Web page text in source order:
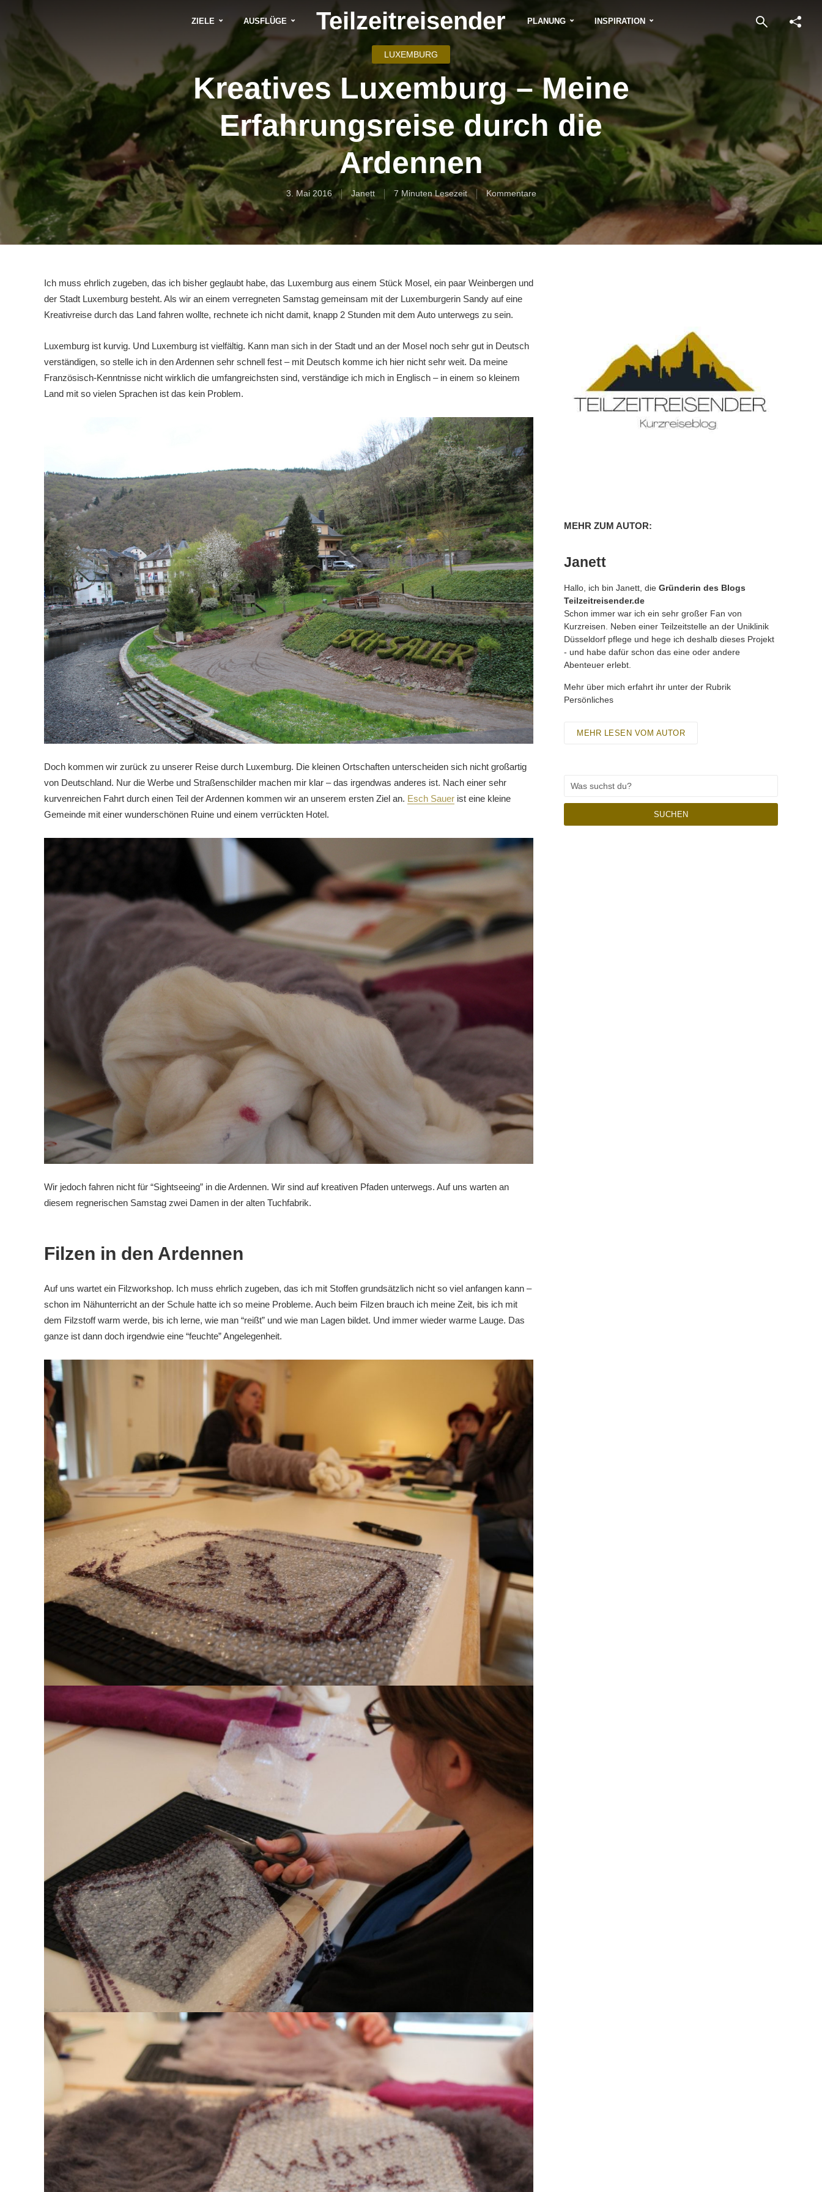
ZIELE AUSFLÜGE Teilzeitreisender PLANUNG INSPIRATION
LUXEMBURG
Kreatives Luxemburg – Meine
Erfahrungsreise durch die
Ardennen
3. Mai 2016 Janett 7 Minuten Lesezeit Kommentare
Ich muss ehrlich zugeben, das ich bisher geglaubt habe, das Luxemburg aus einem Stück Mosel, ein paar Weinbergen und
der Stadt Luxemburg besteht. Als wir an einem verregneten Samstag gemeinsam mit der Luxemburgerin Sandy auf eine
Kreativreise durch das Land fahren wollte, rechnete ich nicht damit, knapp 2 Stunden mit dem Auto unterwegs zu sein.
Luxemburg ist kurvig. Und Luxemburg ist vielfältig. Kann man sich in der Stadt und an der Mosel noch sehr gut in Deutsch
verständigen, so stelle ich in den Ardennen sehr schnell fest – mit Deutsch komme ich hier nicht sehr weit. Da meine
Französisch-Kenntnisse nicht wirklich die umfangreichsten sind, verständige ich mich in Englisch – in einem so kleinem
Land mit so vielen Sprachen ist das kein Problem.
Doch kommen wir zurück zu unserer Reise durch Luxemburg. Die kleinen Ortschaften unterscheiden sich nicht großartig
von Deutschland. Nur die Werbe und Straßenschilder machen mir klar – das irgendwas anderes ist. Nach einer sehr
kurvenreichen Fahrt durch einen Teil der Ardennen kommen wir an unserem ersten Ziel an. Esch Sauer ist eine kleine
Gemeinde mit einer wunderschönen Ruine und einem verrückten Hotel.
Wir jedoch fahren nicht für “Sightseeing” in die Ardennen. Wir sind auf kreativen Pfaden unterwegs. Auf uns warten an
diesem regnerischen Samstag zwei Damen in der alten Tuchfabrik.
Filzen in den Ardennen
Auf uns wartet ein Filzworkshop. Ich muss ehrlich zugeben, das ich mit Stoffen grundsätzlich nicht so viel anfangen kann –
schon im Nähunterricht an der Schule hatte ich so meine Probleme. Auch beim Filzen brauch ich meine Zeit, bis ich mit
dem Filzstoff warm werde, bis ich lerne, wie man “reißt” und wie man Lagen bildet. Und immer wieder warme Lauge. Das
ganze ist dann doch irgendwie eine “feuchte” Angelegenheit.
MEHR ZUM AUTOR:
Janett
Hallo, ich bin Janett, die Gründerin des Blogs
Teilzeitreisender.de
Schon immer war ich ein sehr großer Fan von
Kurzreisen. Neben einer Teilzeitstelle an der Uniklinik
Düsseldorf pflege und hege ich deshalb dieses Projekt
- und habe dafür schon das eine oder andere
Abenteuer erlebt.
Mehr über mich erfahrt ihr unter der Rubrik
Persönliches
MEHR LESEN VOM AUTOR
SUCHEN